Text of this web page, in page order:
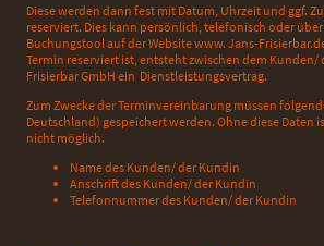
Diese werden dann fest mit Datum, Uhrzeit und ggf.
reserviert. Dies kann persönlich, telefonisch oder
Buchungstool auf der Website www. Jans-
Termin reserviert ist, entsteht zwischen dem
Frisierbar GmbH ein Dienstleistungsvertrag.
Zum Zwecke der Terminvereinbarung müssen
Deutschland) gespeichert werden. Ohne diese Daten
nicht möglich.
Name des Kunden/ der Kundin
Anschrift des Kunden/ der Kundin
Telefonnummer des Kunden/ der Kundin